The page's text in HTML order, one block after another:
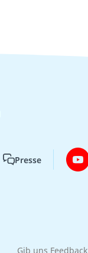
Presse
Gib uns Feedback